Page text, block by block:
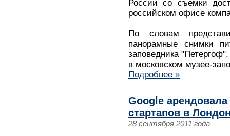
России со съемки
российском офисе
По словам
панорамные снимки
заповедника
в московском музее-
Подробнее »
Google
стартапов в
28 сентября 2011 года